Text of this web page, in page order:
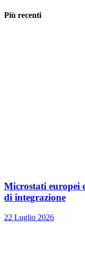
Più recenti
Microstati europei
di integrazione
22 Luglio 2026